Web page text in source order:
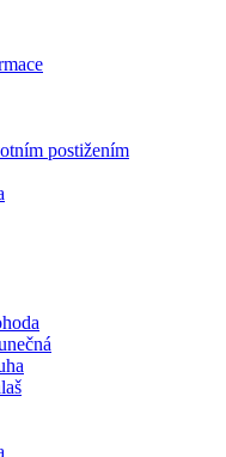
postižením